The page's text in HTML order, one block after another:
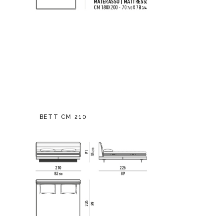
BETT CM 210